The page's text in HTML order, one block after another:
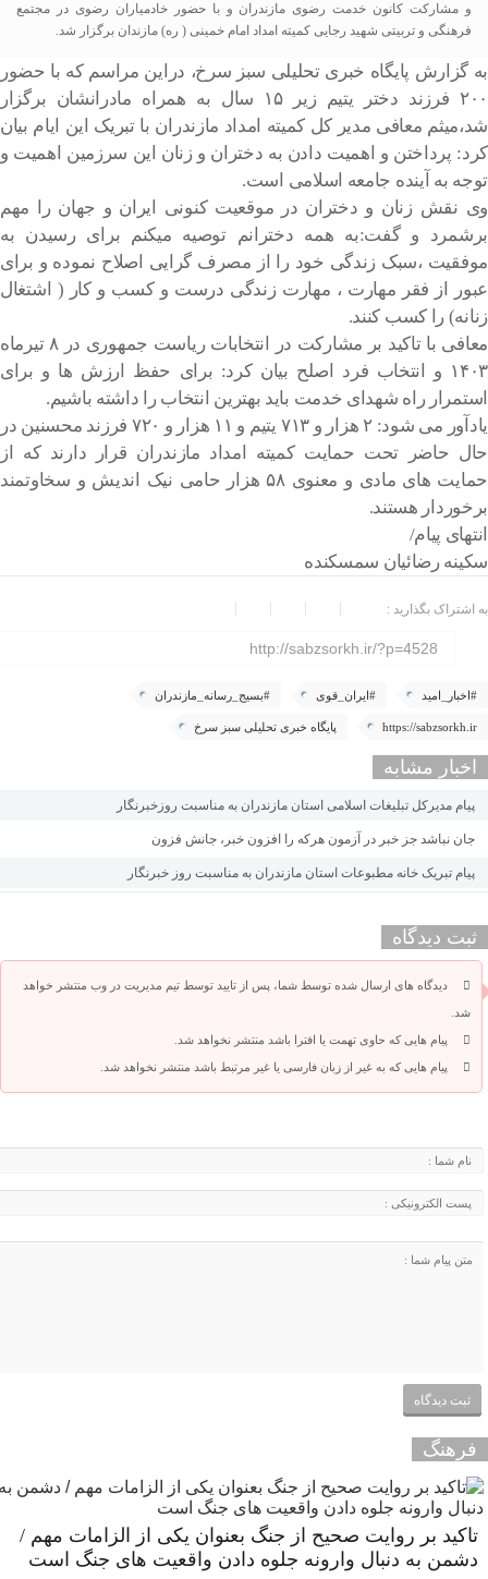
و مشارکت کانون خدمت رضوی مازندران و با حضور خادمیاران رضوی در مجتمع
فرهنگی و تربیتی شهید رجایی کمیته امداد امام خمینی ( ره) مازندان برگزار شد.
به گزارش پایگاه خبری تحلیلی سبز سرخ، دراین مراسم که با حضور
۲٠٠ فرزند دختر یتیم زیر ۱۵ سال به همراه مادرانشان برگزار
شد،میثم معافی مدیر کل کمیته امداد مازندران با تبریک این ایام بیان
کرد: پرداختن و اهمیت دادن به دختران و زنان این سرزمین اهمیت و
توجه به آینده جامعه اسلامی است.
وی نقش زنان و دختران در موقعیت کنونی ایران و جهان را مهم
برشمرد و گفت:به همه دخترانم توصیه میکنم برای رسیدن به
موفقیت ،سبک زندگی خود را از مصرف گرایی اصلاح نموده و برای
عبور از فقر مهارت ، مهارت زندگی درست و کسب و کار ( اشتغال
زنانه) را کسب کنند.
معافی با تاکید بر مشارکت در انتخابات ریاست جمهوری در ۸ تیرماه
۱۴۰۳ و انتخاب فرد اصلح بیان کرد: برای حفظ ارزش ها و برای
استمرار راه شهدای خدمت باید بهترین انتخاب را داشته باشیم.
یادآور می شود: ۲ هزار و ۷۱۳ یتیم و ۱۱ هزار و ۷۲۰ فرزند محسنین در
حال حاضر تحت حمایت کمیته امداد مازندران قرار دارند که از
حمایت های مادی و معنوی ۵۸ هزار حامی نیک اندیش و سخاوتمند
برخوردار هستند.
انتهای پیام/
سکینه رضائیان سمسکنده
به اشتراک بگذارید :
http://sabzsorkh.ir/?p=4528
#اخبار_امید #ایران_قوی #بسیج_رسانه_مازندران
https://sabzsorkh.ir پایگاه خبری تحلیلی سبز سرخ
اخبار مشابه
پیام مدیرکل تبلیغات اسلامی استان مازندران به مناسبت روزخبرنگار
جان نباشد جز خبر در آزمون هرکه را افزون خبر، جانش فزون
پیام تبریک خانه مطبوعات استان مازندران به مناسبت روز خبرنگار
ثبت دیدگاه
دیدگاه های ارسال شده توسط شما، پس از تایید توسط تیم مدیریت در وب منتشر خواهد
شد.
پیام هایی که حاوی تهمت یا افترا باشد منتشر نخواهد شد.
پیام هایی که به غیر از زبان فارسی یا غیر مرتبط باشد منتشر نخواهد شد.
فرهنگ
تاکید بر روایت صحیح از جنگ بعنوان یکی از الزامات مهم /
دشمن به دنبال وارونه جلوه دادن واقعیت های جنگ است